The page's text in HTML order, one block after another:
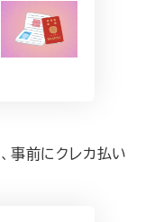
事前にクレカ払い